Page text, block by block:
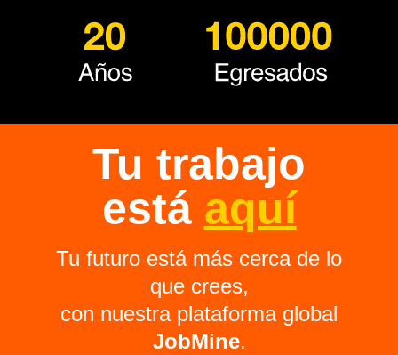
Tu trabajo
está aquí
Tu futuro está más cerca de lo
que crees,
con nuestra plataforma global
JobMine.